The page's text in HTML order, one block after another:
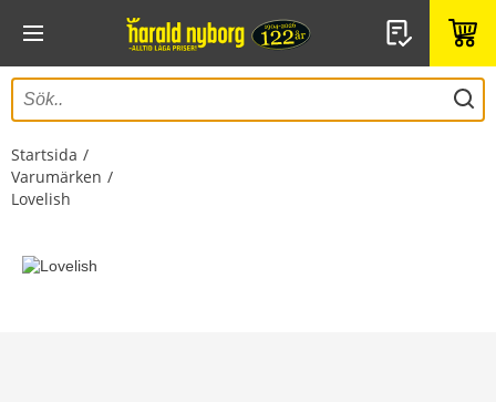
Startsida
Varumärken
Lovelish